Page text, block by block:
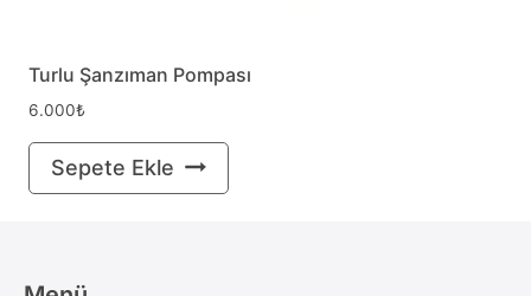
Turlu Şanzıman Pompası
6.000₺
Sepete Ekle